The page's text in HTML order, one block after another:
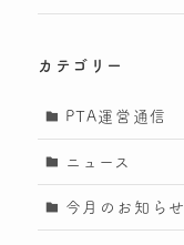
カテゴリー
PTA運営通信
ニュース
今月のお知らせ